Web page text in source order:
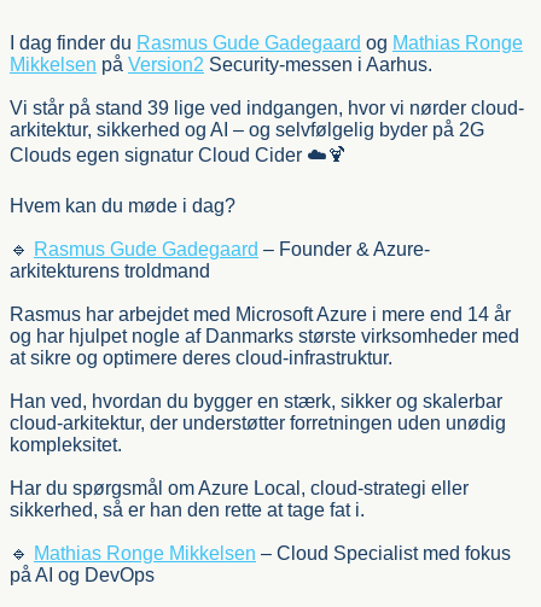
I dag finder du Rasmus Gude Gadegaard og Mathias Ronge
Mikkelsen på Version2 Security-messen i Aarhus.
Vi står på stand 39 lige ved indgangen, hvor vi nørder cloud-
arkitektur, sikkerhed og AI – og selvfølgelig byder på 2G
Clouds egen signatur Cloud Cider ☁️🍹
Hvem kan du møde i dag?
🔹 Rasmus Gude Gadegaard – Founder & Azure-
arkitekturens troldmand
Rasmus har arbejdet med Microsoft Azure i mere end 14 år
og har hjulpet nogle af Danmarks største virksomheder med
at sikre og optimere deres cloud-infrastruktur.
Han ved, hvordan du bygger en stærk, sikker og skalerbar
cloud-arkitektur, der understøtter forretningen uden unødig
kompleksitet.
Har du spørgsmål om Azure Local, cloud-strategi eller
sikkerhed, så er han den rette at tage fat i.
🔹 Mathias Ronge Mikkelsen – Cloud Specialist med fokus
på AI og DevOps